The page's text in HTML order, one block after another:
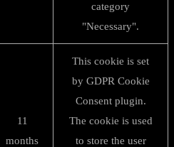
category
"Necessary".
11
months
This cookie is set
by GDPR Cookie
Consent plugin.
The cookie is used
to store the user